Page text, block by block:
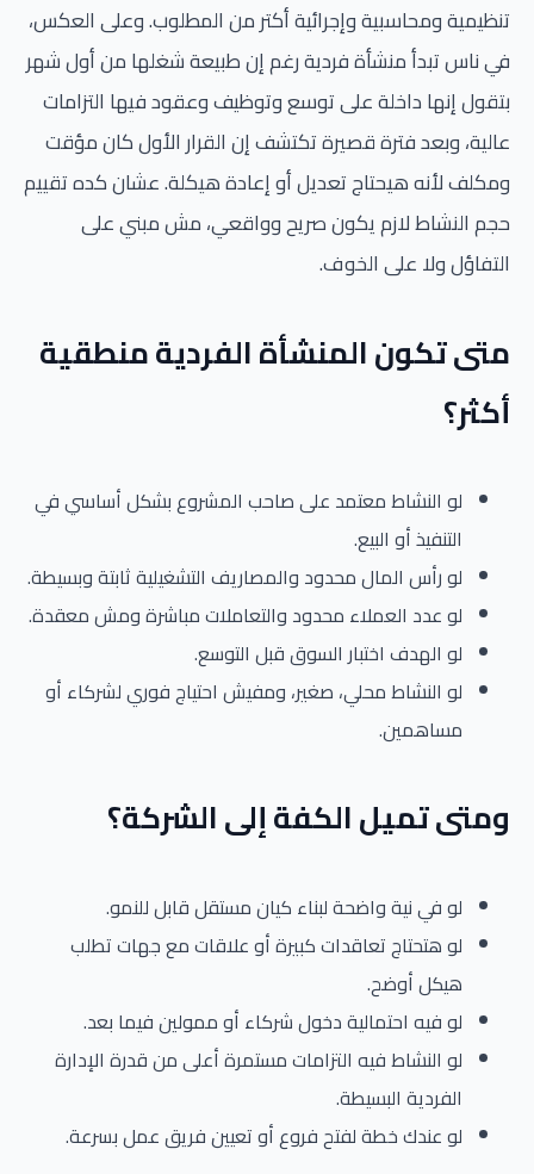
تنظيمية ومحاسبية وإجرائية أكتر من المطلوب. وعلى العكس،
في ناس تبدأ منشأة فردية رغم إن طبيعة شغلها من أول شهر
بتقول إنها داخلة على توسع وتوظيف وعقود فيها التزامات
عالية، وبعد فترة قصيرة تكتشف إن القرار الأول كان مؤقت
ومكلف لأنه هيحتاج تعديل أو إعادة هيكلة. عشان كده تقييم
حجم النشاط لازم يكون صريح وواقعي، مش مبني على
التفاؤل ولا على الخوف.
متى تكون المنشأة الفردية منطقية
أكثر؟
لو النشاط معتمد على صاحب المشروع بشكل أساسي في
التنفيذ أو البيع.
لو رأس المال محدود والمصاريف التشغيلية ثابتة وبسيطة.
لو عدد العملاء محدود والتعاملات مباشرة ومش معقدة.
لو الهدف اختبار السوق قبل التوسع.
لو النشاط محلي، صغير، ومفيش احتياج فوري لشركاء أو
مساهمين.
ومتى تميل الكفة إلى الشركة؟
لو في نية واضحة لبناء كيان مستقل قابل للنمو.
لو هتحتاج تعاقدات كبيرة أو علاقات مع جهات تطلب
هيكل أوضح.
لو فيه احتمالية دخول شركاء أو ممولين فيما بعد.
لو النشاط فيه التزامات مستمرة أعلى من قدرة الإدارة
الفردية البسيطة.
لو عندك خطة لفتح فروع أو تعيين فريق عمل بسرعة.